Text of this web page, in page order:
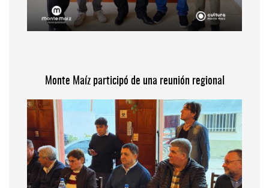
Monte Maíz participó de una reunión regional